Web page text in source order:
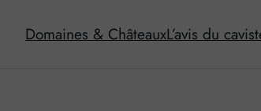
Domaines & ChâteauxL’avis du